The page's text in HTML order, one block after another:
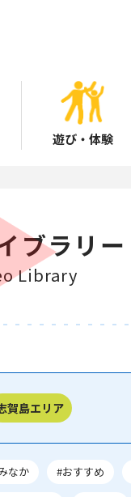
遊び・体験
ブラリー
Library
賀島エリア
なか #おすすめ